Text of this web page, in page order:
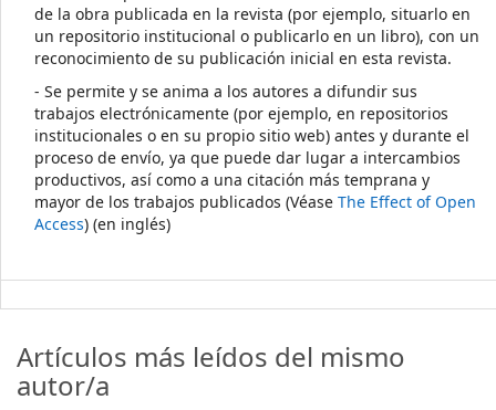
de la obra publicada en la revista (por ejemplo, situarlo en
un repositorio institucional o publicarlo en un libro), con un
reconocimiento de su publicación inicial en esta revista.
- Se permite y se anima a los autores a difundir sus
trabajos electrónicamente (por ejemplo, en repositorios
institucionales o en su propio sitio web) antes y durante el
proceso de envío, ya que puede dar lugar a intercambios
productivos, así como a una citación más temprana y
mayor de los trabajos publicados (Véase The Effect of Open
Access) (en inglés)
Artículos más leídos del mismo
autor/a